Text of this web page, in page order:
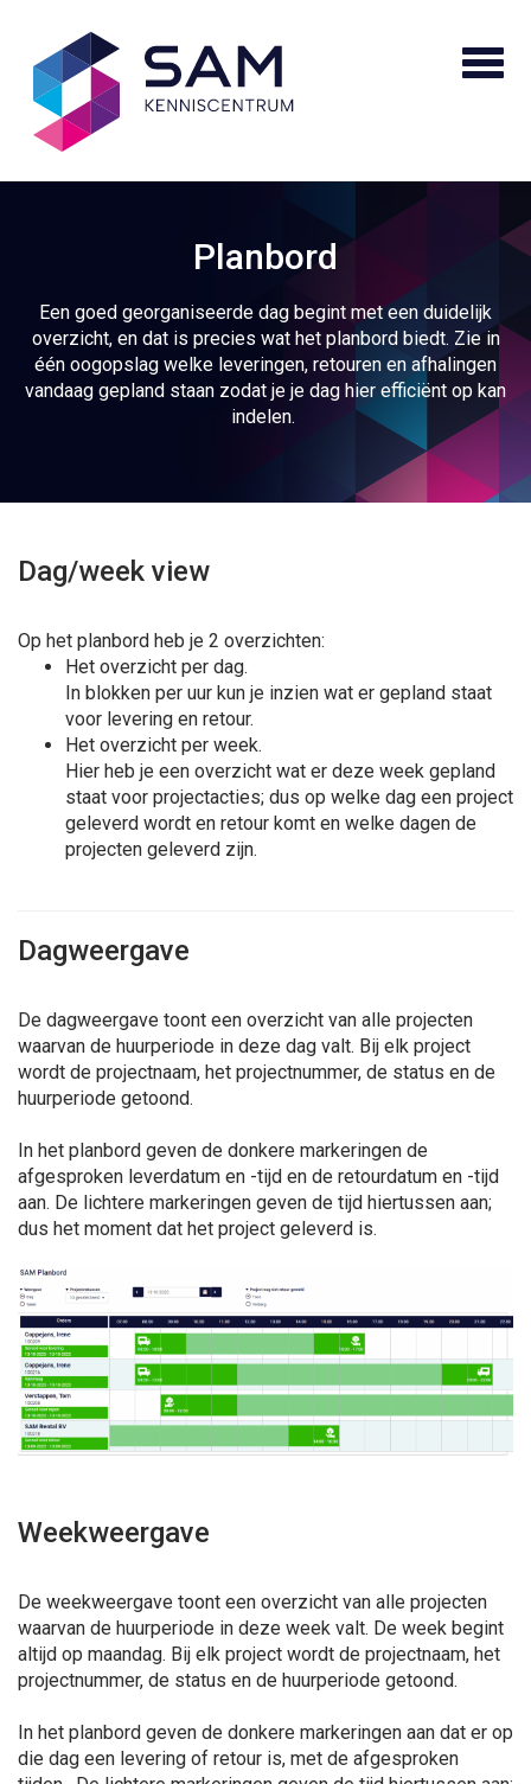
Planbord
Een goed georganiseerde dag begint met een duidelijk
overzicht, en dat is precies wat het planbord biedt. Zie in
één oogopslag welke leveringen, retouren en afhalingen
vandaag gepland staan zodat je je dag hier efficiënt op kan
indelen.
Dag/week view
Op het planbord heb je 2 overzichten:
Het overzicht per dag.
In blokken per uur kun je inzien wat er gepland staat
voor levering en retour.
Het overzicht per week.
Hier heb je een overzicht wat er deze week gepland
staat voor projectacties; dus op welke dag een project
geleverd wordt en retour komt en welke dagen de
projecten geleverd zijn.
Dagweergave
De dagweergave toont een overzicht van alle projecten
waarvan de huurperiode in deze dag valt. Bij elk project
wordt de projectnaam, het projectnummer, de status en de
huurperiode getoond.
In het planbord geven de donkere markeringen de
afgesproken leverdatum en -tijd en de retourdatum en -tijd
aan. De lichtere markeringen geven de tijd hiertussen aan;
dus het moment dat het project geleverd is.
Weekweergave
De weekweergave toont een overzicht van alle projecten
waarvan de huurperiode in deze week valt. De week begint
altijd op maandag. Bij elk project wordt de projectnaam, het
projectnummer, de status en de huurperiode getoond.
In het planbord geven de donkere markeringen aan dat er op
die dag een levering of retour is, met de afgesproken